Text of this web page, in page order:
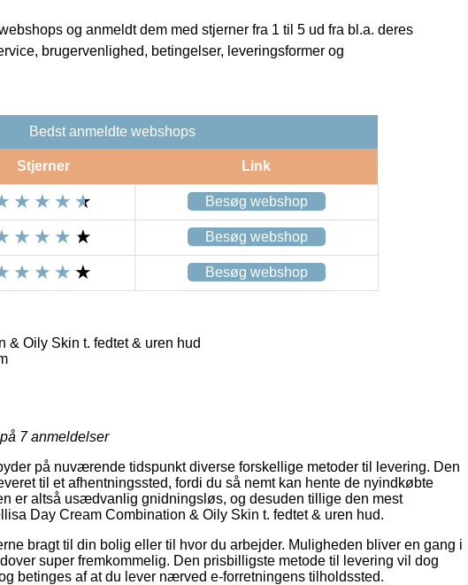
og anmeldt dem med stjerner fra 1 til 5 ud fra bl.a. deres
brugervenlighed, betingelser, leveringsformer og
Bedst anmeldte webshops
Stjerner Link
Besøg webshop
Besøg webshop
Besøg webshop
& Oily Skin t. fedtet & uren hud
7anmeldelser
på nuværende tidspunkt diverse forskellige metoder til levering. Den
til et afhentningssted, fordi du så nemt kan hente de nyindkøbte
er altså usædvanlig gnidningsløs, og desuden tillige den mest
Day Cream Combination & Oily Skin t. fedtet & uren hud.
bragt til din bolig eller til hvor du arbejder. Muligheden bliver en gang i
super fremkommelig. Den prisbilligste metode til levering vil dog
betinges af at du lever nærved e-forretningens tilholdssted.